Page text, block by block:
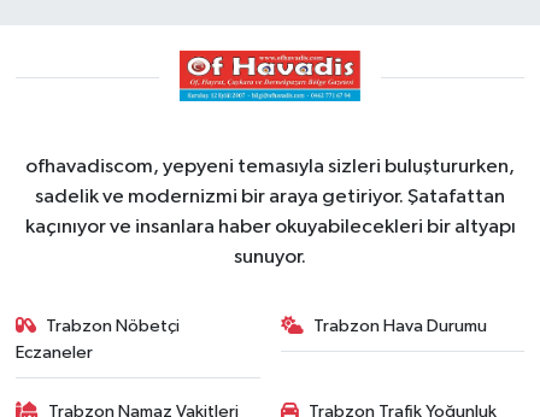
ofhavadiscom, yepyeni temasıyla sizleri buluştururken,
sadelik ve modernizmi bir araya getiriyor. Şatafattan
kaçınıyor ve insanlara haber okuyabilecekleri bir altyapı
sunuyor.
Trabzon Nöbetçi
Eczaneler
Trabzon Hava Durumu
Trabzon Namaz Vakitleri
Trabzon Trafik Yoğunluk